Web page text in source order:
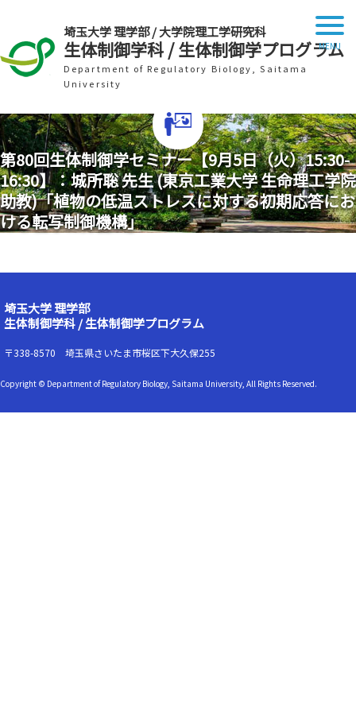
埼玉大学 理学部 / 大学院理工学研究科
生体制御学科 / 生体制御学プログラム
Department of Regulatory Biology, Saitama
University
第80回生体制御学セミナー【9月5日（火）15:30-
16:30】：城所聡 先生 (東京工業大学 生命理工学院
助教)「植物の低温ストレスに対する初期応答にお
ける転写制御機構」
埼玉大学 理学部
生体制御学科 / 生体制御学プログラム
〒338-8570 埼玉県さいたま市桜区下大久保255
Copyright © Department of Regulatory Biology, Saitama University, All Rights Reserved.